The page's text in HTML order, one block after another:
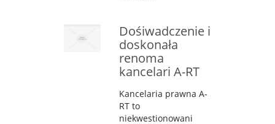
Dośiwadczenie i
doskonała
renoma
kancelari A-RT
Kancelaria prawna A-
RT to
niekwestionowani